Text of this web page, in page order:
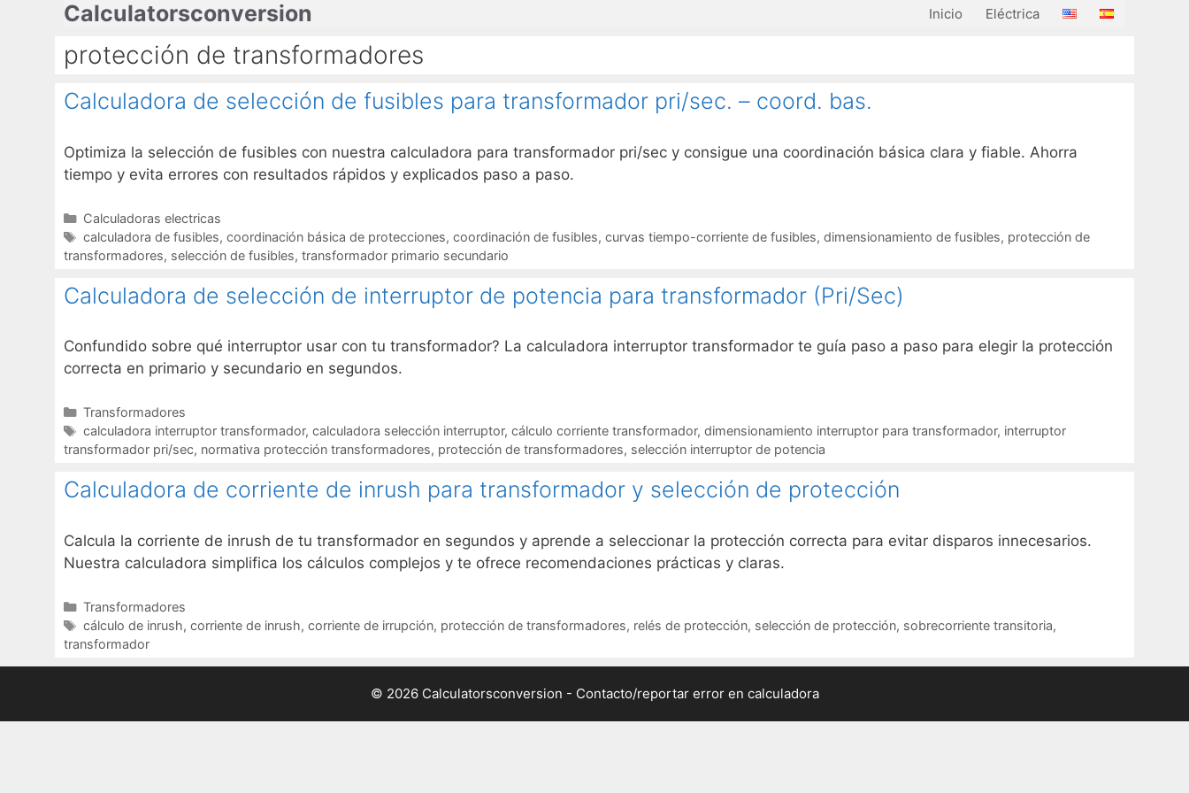
contenido
Calculatorsconversion Inicio Eléctrica
protección de transformadores
Calculadora de selección de fusibles para transformador pri/sec. – coord. bas.
Optimiza la selección de fusibles con nuestra calculadora para transformador pri/sec y consigue una coordinación básica clara y fiable. Ahorra
tiempo y evita errores con resultados rápidos y explicados paso a paso.
Categorías
Calculadoras electricas
Etiquetas
calculadora de fusibles, coordinación básica de protecciones, coordinación de fusibles, curvas tiempo-corriente de fusibles, dimensionamiento de fusibles, protección de
transformadores, selección de fusibles, transformador primario secundario
Calculadora de selección de interruptor de potencia para transformador (Pri/Sec)
Confundido sobre qué interruptor usar con tu transformador? La calculadora interruptor transformador te guía paso a paso para elegir la protección
correcta en primario y secundario en segundos.
Categorías
Transformadores
Etiquetas
calculadora interruptor transformador, calculadora selección interruptor, cálculo corriente transformador, dimensionamiento interruptor para transformador, interruptor
transformador pri/sec, normativa protección transformadores, protección de transformadores, selección interruptor de potencia
Calculadora de corriente de inrush para transformador y selección de protección
Calcula la corriente de inrush de tu transformador en segundos y aprende a seleccionar la protección correcta para evitar disparos innecesarios.
Nuestra calculadora simplifica los cálculos complejos y te ofrece recomendaciones prácticas y claras.
Categorías
Transformadores
Etiquetas
cálculo de inrush, corriente de inrush, corriente de irrupción, protección de transformadores, relés de protección, selección de protección, sobrecorriente transitoria,
transformador
© 2026 Calculatorsconversion - Contacto/reportar error en calculadora